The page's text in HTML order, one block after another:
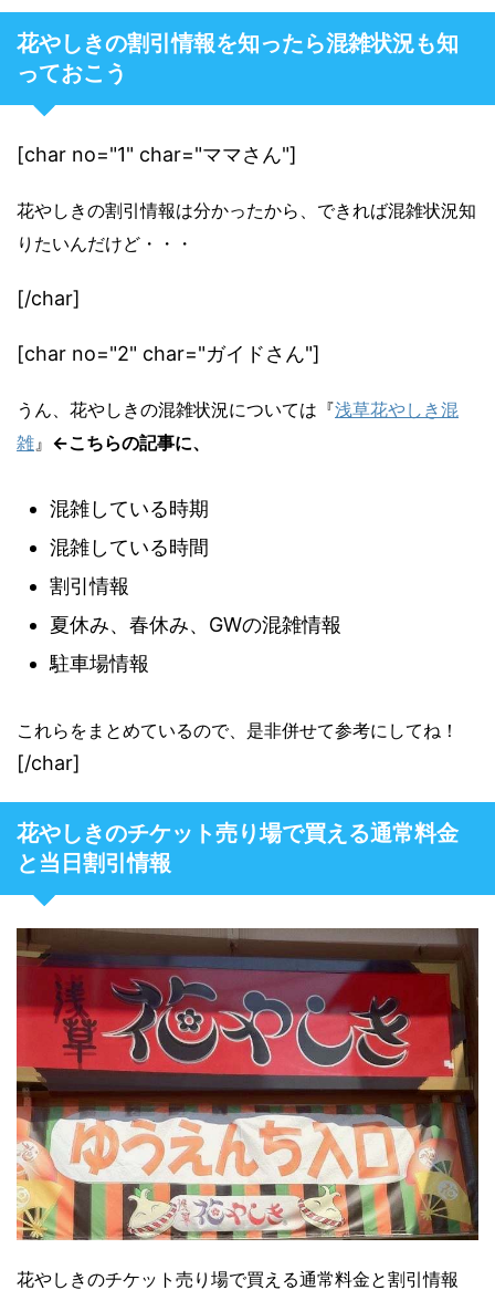
花やしきの割引情報を知ったら混雑状況も知
っておこう
[char no="1" char="ママさん"]
花やしきの割引情報は分かったから、できれば混雑状況知
りたいんだけど・・・
[/char]
[char no="2" char="ガイドさん"]
うん、花やしきの混雑状況については『浅草花やしき混
雑 』 ←こちらの記事に、
混雑している時期
混雑している時間
割引情報
夏休み、春休み、GWの混雑情報
駐車場情報
これらをまとめているので、是非併せて参考にしてね！
[/char]
花やしきのチケット売り場で買える通常料金
と当日割引情報
花やしきのチケット売り場で買える通常料金と割引情報